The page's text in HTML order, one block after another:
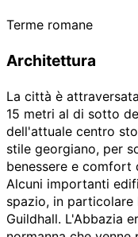
Terme romane
Architettura
La città è
15 metri al di sotto
dell'attuale centro
stile georgiano, per
benessere e
Alcuni importanti
spazio, in particolare
Guildhall. L'Abbazia